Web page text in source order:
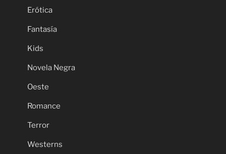
Erótica
Fantasía
Kids
Novela Negra
Oeste
Romance
Terror
Westerns